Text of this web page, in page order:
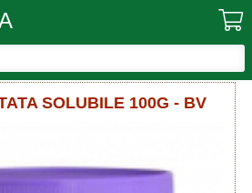
SOLUBILE 100G - BV